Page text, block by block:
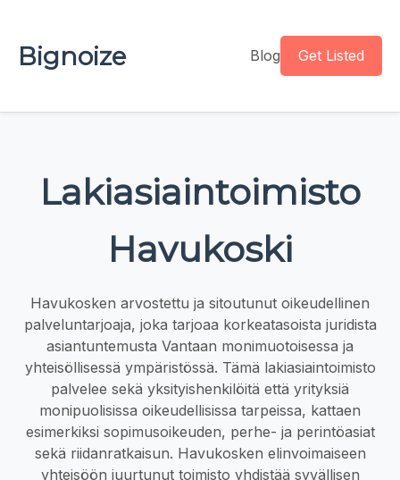
Bignoize Blog Get Listed
Lakiasiaintoimisto
Havukoski
Havukosken arvostettu ja sitoutunut oikeudellinen
palveluntarjoaja, joka tarjoaa korkeatasoista juridista
asiantuntemusta Vantaan monimuotoisessa ja
yhteisöllisessä ympäristössä. Tämä lakiasiaintoimisto
palvelee sekä yksityishenkilöitä että yrityksiä
monipuolisissa oikeudellisissa tarpeissa, kattaen
esimerkiksi sopimusoikeuden, perhe- ja perintöasiat
sekä riidanratkaisun. Havukosken elinvoimaiseen
yhteisöön juurtunut toimisto yhdistää syvällisen